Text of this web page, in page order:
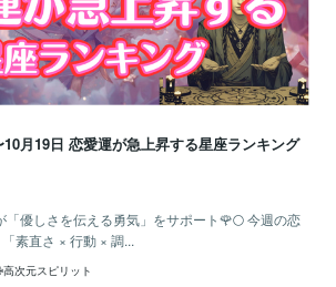
月19日 恋愛運が急上昇する星座ランキング
優しさを伝える勇気」をサポート🌹🌕 今週の恋
素直さ × 行動 × 調...
次元スピリット